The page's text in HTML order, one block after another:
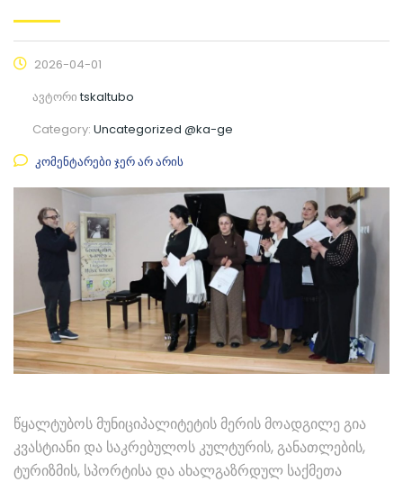
2026-04-01
ავტორიtskaltubo
Category: Uncategorized @ka-ge
კომენტარები ჯერ არ არის
წყალტუბოს მუნიციპალიტეტის მერის მოადგილე გია
კვასტიანი და საკრებულოს კულტურის, განათლების,
ტურიზმის, სპორტისა და ახალგაზრდულ საქმეთა